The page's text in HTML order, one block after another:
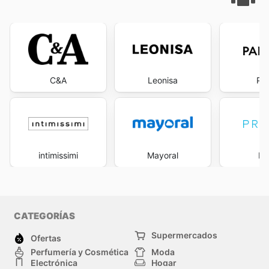
C&A
intimissimi
Leonisa
Mayoral
CATEGORÍAS
Ofertas
Supermercados
Perfumería y Cosmética
Moda
Electrónica
Hogar